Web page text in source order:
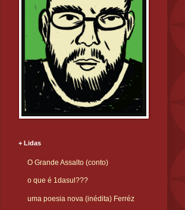
+ Lidas
O Grande Assalto (conto)
o que é 1dasul???
uma poesia nova (inédita) Ferréz